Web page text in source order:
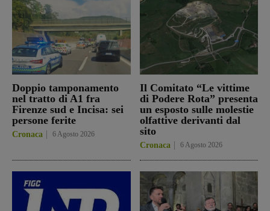
Doppio tamponamento
nel tratto di A1 fra
Firenze sud e Incisa: sei
persone ferite
Cronaca 6 Agosto 2026
Il Comitato “Le vittime
di Podere Rota” presenta
un esposto sulle molestie
olfattive derivanti dal
sito
Cronaca 6 Agosto 2026